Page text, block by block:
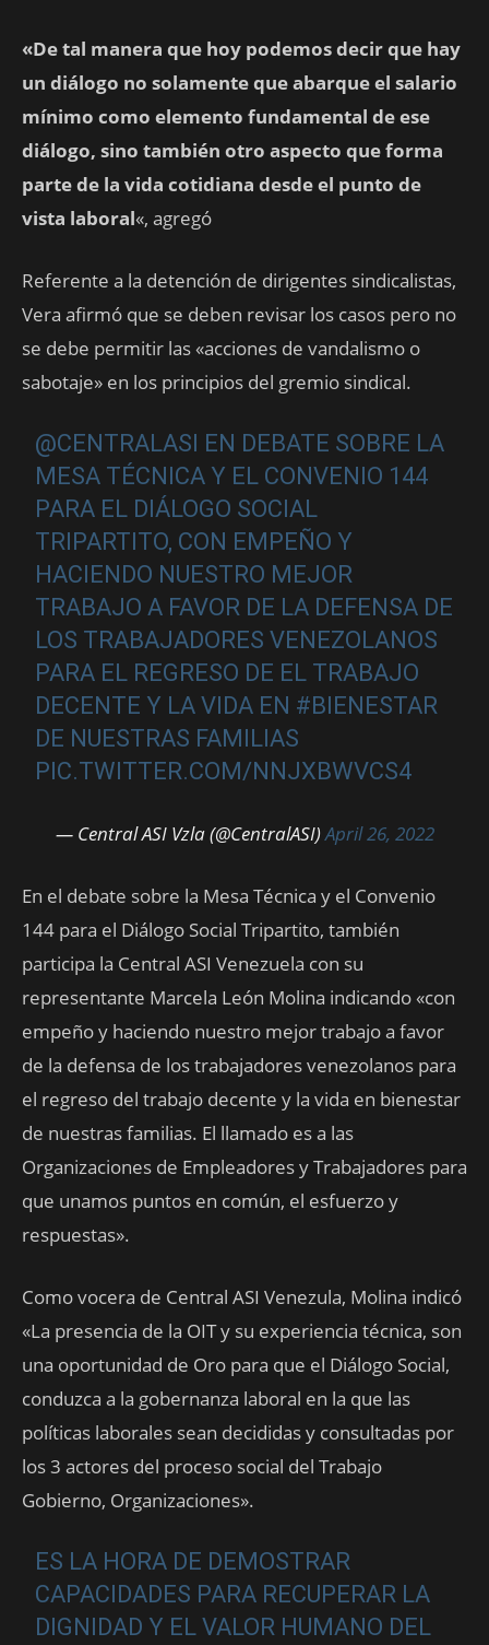
«De tal manera que hoy podemos decir que hay
un diálogo no solamente que abarque el salario
mínimo como elemento fundamental de ese
diálogo, sino también otro aspecto que forma
parte de la vida cotidiana desde el punto de
vista laboral«, agregó
Referente a la detención de dirigentes sindicalistas,
Vera afirmó que se deben revisar los casos pero no
se debe permitir las «acciones de vandalismo o
sabotaje» en los principios del gremio sindical.
@CENTRALASI EN DEBATE SOBRE LA
MESA TÉCNICA Y EL CONVENIO 144
PARA EL DIÁLOGO SOCIAL
TRIPARTITO, CON EMPEÑO Y
HACIENDO NUESTRO MEJOR
TRABAJO A FAVOR DE LA DEFENSA DE
LOS TRABAJADORES VENEZOLANOS
PARA EL REGRESO DE EL TRABAJO
DECENTE Y LA VIDA EN #BIENESTAR
DE NUESTRAS FAMILIAS
PIC.TWITTER.COM/NNJXBWVCS4
— Central ASI Vzla (@CentralASI)April 26, 2022
En el debate sobre la Mesa Técnica y el Convenio
144 para el Diálogo Social Tripartito, también
participa la Central ASI Venezuela con su
representante Marcela León Molina indicando «con
empeño y haciendo nuestro mejor trabajo a favor
de la defensa de los trabajadores venezolanos para
el regreso del trabajo decente y la vida en bienestar
de nuestras familias. El llamado es a las
Organizaciones de Empleadores y Trabajadores para
que unamos puntos en común, el esfuerzo y
respuestas».
Como vocera de Central ASI Venezula, Molina indicó
«La presencia de la OIT y su experiencia técnica, son
una oportunidad de Oro para que el Diálogo Social,
conduzca a la gobernanza laboral en la que las
políticas laborales sean decididas y consultadas por
los 3 actores del proceso social del Trabajo
Gobierno, Organizaciones».
ES LA HORA DE DEMOSTRAR
CAPACIDADES PARA RECUPERAR LA
DIGNIDAD Y EL VALOR HUMANO DEL